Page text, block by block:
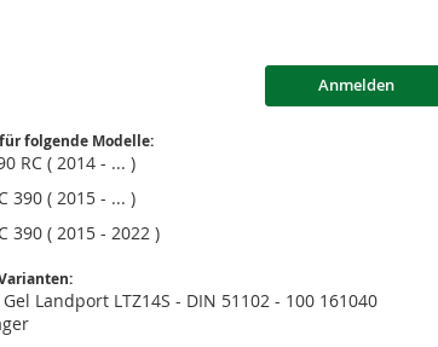
Anmelden
folgende Modelle:
RC ( 2014 - ... )
390 ( 2015 - ... )
390 ( 2015 - 2022 )
Landport LTZ14S - DIN 51102 - 100 161040